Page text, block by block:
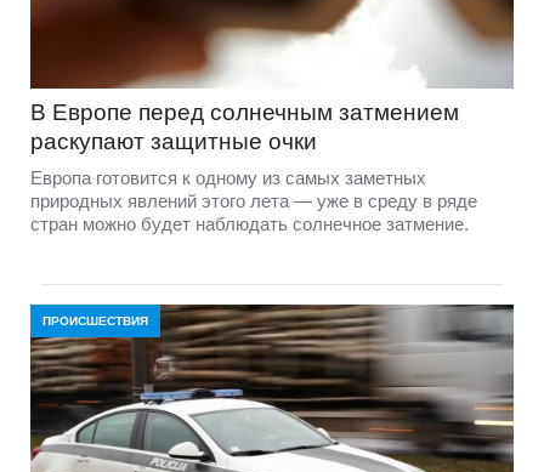
В Европе перед солнечным затмением
раскупают защитные очки
Европа готовится к одному из самых заметных
природных явлений этого лета — уже в среду в ряде
стран можно будет наблюдать солнечное затмение.
ПРОИСШЕСТВИЯ